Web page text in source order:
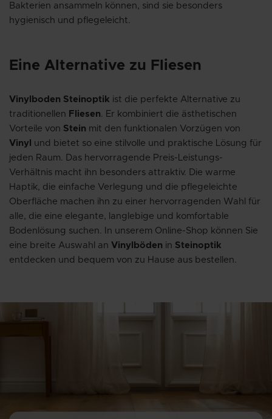
Bakterien ansammeln können, sind sie besonders
hygienisch und pflegeleicht.
Eine Alternative zu Fliesen
Vinylboden Steinoptik ist die perfekte Alternative zu
traditionellen Fliesen . Er kombiniert die ästhetischen
Vorteile von Stein mit den funktionalen Vorzügen von
Vinyl und bietet so eine stilvolle und praktische Lösung für
jeden Raum. Das hervorragende Preis-Leistungs-
Verhältnis macht ihn besonders attraktiv. Die warme
Haptik, die einfache Verlegung und die pflegeleichte
Oberfläche machen ihn zu einer hervorragenden Wahl für
alle, die eine elegante, langlebige und komfortable
Bodenlösung suchen. In unserem Online-Shop können Sie
eine breite Auswahl an Vinylböden in Steinoptik
entdecken und bequem von zu Hause aus bestellen.